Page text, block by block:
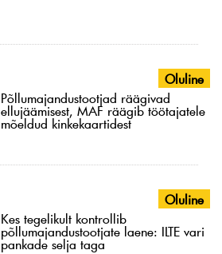
Oluline
Põllumajandustootjad räägivad
ellujäämisest, MAF räägib töötajatele
mõeldud kinkekaartidest
Oluline
Kes tegelikult kontrollib
põllumajandustootjate laene: ILTE vari
pankade selja taga